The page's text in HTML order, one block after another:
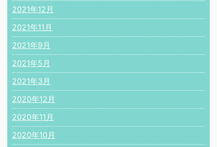
2021年12月
2021年11月
2021年9月
2021年5月
2021年3月
2020年12月
2020年11月
2020年10月